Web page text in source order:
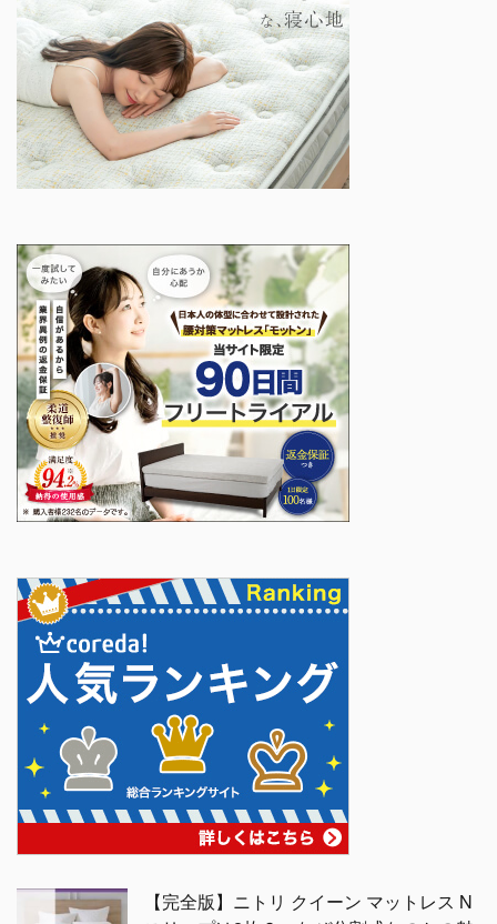
【完全版】ニトリ クイーン マットレス N